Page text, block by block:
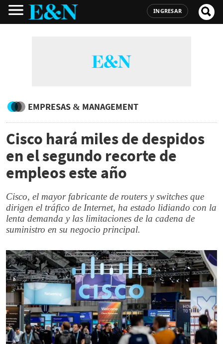
INGRESAR
EMPRESAS & MANAGEMENT
Cisco hará miles de despidos
en el segundo recorte de
empleos este año
Cisco, el mayor fabricante de routers y switches que
dirigen el tráfico de Internet, ha estado lidiando con la
lenta demanda y las limitaciones de la cadena de
suministro en su negocio principal.